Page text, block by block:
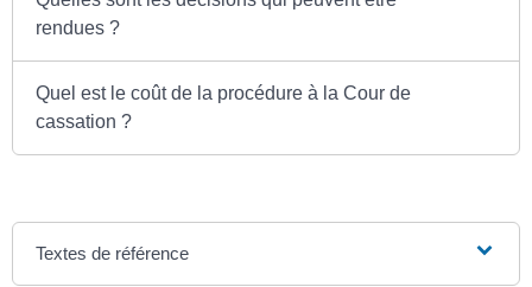
rendues ?
Quel est le coût de la procédure à la Cour de
cassation ?
Textes de référence